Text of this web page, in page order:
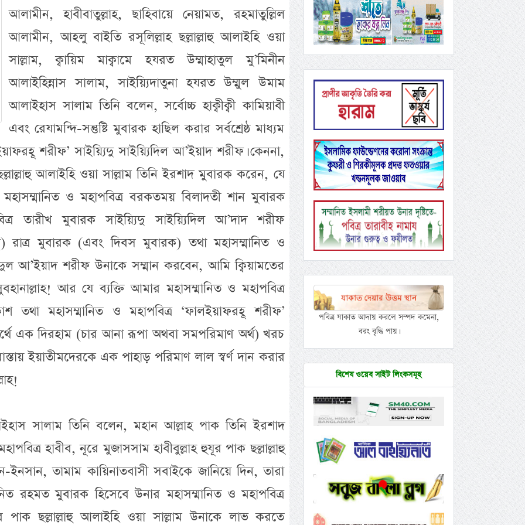
আলামীন, হাবীবাতুল্লাহ, ছাহিবায়ে নেয়ামত, রহমাতুল্লিল
আলামীন, আহলু বাইতি রসূলিল্লাহ ছল্লাল্লাহু আলাইহি ওয়া
সাল্লাম, ক্বায়িম মাক্বামে হযরত উম্মাহাতুল মু’মিনীন
আলাইহিন্নাস সালাম, সাইয়্যিদাতুনা হযরত উম্মুল উমাম
আলাইহাস সালাম তিনি বলেন, সর্বোচ্চ হাক্বীক্বী কামিয়াবী
এবং রেযামন্দি-সন্তুষ্টি মুবারক হাছিল করার সর্বশ্রেষ্ঠ মাধ্যম
শরীফ’ সাইয়্যিদু সাইয়্যিদিল আ’ইয়াদ শরীফ। কেননা,
আলাইহি ওয়া সাল্লাম তিনি ইরশাদ মুবারক করেন, যে
ও মহাপবিত্র বরকতময় বিলাদতী শান মুবারক
তারীখ মুবারক সাইয়্যিদু সাইয়্যিদিল আ’দাদ শরীফ
রাত্র মুবারক (এবং দিবস মুবারক) তথা মহাসম্মানিত ও
আ’ইয়াদ শরীফ উনাকে সম্মান করবেন, আমি ক্বিয়ামতের
আর যে ব্যক্তি আমার মহাসম্মানিত ও মহাপবিত্র
তথা মহাসম্মানিত ও মহাপবিত্র ‘ফালইয়াফরহূ শরীফ’
এক দিরহাম (চার আনা রূপা অথবা সমপরিমাণ অর্থ) খরচ
ইয়াতীমদেরকে এক পাহাড় পরিমাণ লাল স্বর্ণ দান করার
সালাম তিনি বলেন, মহান আল্লাহ পাক তিনি ইরশাদ
হাবীব, নূরে মুজাসসাম হাবীবুল্লাহ হুযূর পাক ছল্লাল্লাহু
তামাম কায়িনাতবাসী সবাইকে জানিয়ে দিন, তারা
রহমত মুবারক হিসেবে উনার মহাসম্মানিত ও মহাপবিত্র
পাক ছল্লাল্লাহু আলাইহি ওয়া সাল্লাম উনাকে লাভ করতে
পবিত্র যাকাত আদায় করলে সম্পদ কমেনা,
বরং বৃদ্ধি পায়।
বিশেষ ওয়েব সাইট লিংকসমূহ